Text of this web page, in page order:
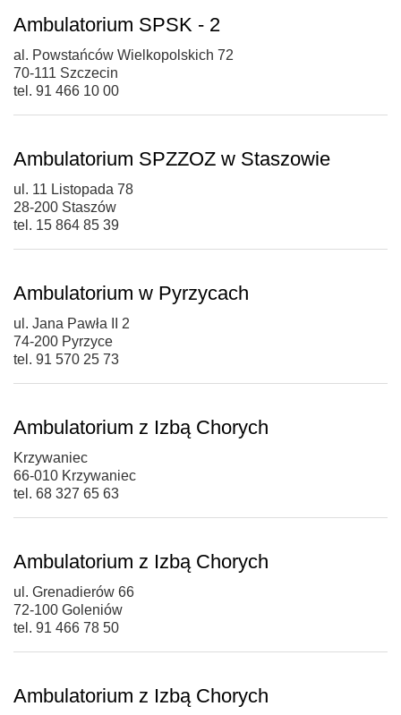
Ambulatorium SPSK - 2
al. Powstańców Wielkopolskich 72
70-111 Szczecin
tel. 91 466 10 00
Ambulatorium SPZZOZ w Staszowie
ul. 11 Listopada 78
28-200 Staszów
tel. 15 864 85 39
Ambulatorium w Pyrzycach
ul. Jana Pawła II 2
74-200 Pyrzyce
tel. 91 570 25 73
Ambulatorium z Izbą Chorych
Krzywaniec
66-010 Krzywaniec
tel. 68 327 65 63
Ambulatorium z Izbą Chorych
ul. Grenadierów 66
72-100 Goleniów
tel. 91 466 78 50
Ambulatorium z Izbą Chorych